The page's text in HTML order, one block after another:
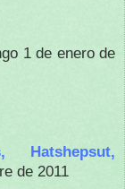
1 de enero de
Hatshepsut,
de 2011